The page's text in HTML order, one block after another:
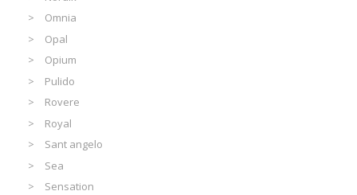
Omnia
Opal
Opium
Pulido
Rovere
Royal
Sant angelo
Sea
Sensation